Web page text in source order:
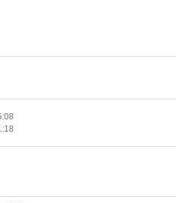
ズ KUROクリームシャンプー 40
ラウン）3セット